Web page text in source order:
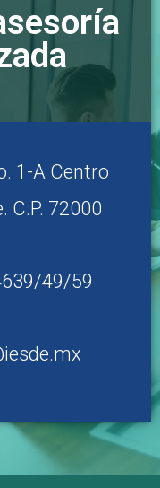
1-A Centro
C.P. 72000
49/59